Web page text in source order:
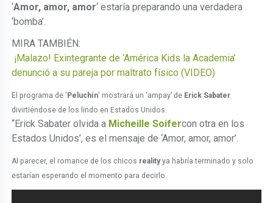
‘Amor, amor, amor‘ estaría preparando una verdadera
‘bomba’.
MIRA TAMBIÉN:
¡Malazo! Exintegrante de ‘América Kids la Academia’
denunció a su pareja por maltrato físico (VIDEO)
El programa de ‘Peluchín‘ mostrará un ‘ampay’ de Erick Sabater
divirtiéndose de los lindo en Estados Unidos.
“Erick Sabater olvida a Micheille Soifercon otra en los
Estados Unidos’, es el mensaje de ‘Amor, amor, amor’.
Al parecer, el romance de los chicos realityya habría terminado y solo
estarían esperando el momento para decirlo.